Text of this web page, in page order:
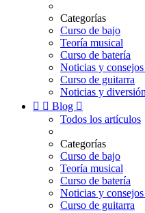
Categorías
Curso de bajo
Teoría musical
Curso de batería
Noticias y
Curso de guitarra
Noticias y diversión
  Blog 
Todos los artículos
Categorías
Curso de bajo
Teoría musical
Curso de batería
Noticias y
Curso de guitarra